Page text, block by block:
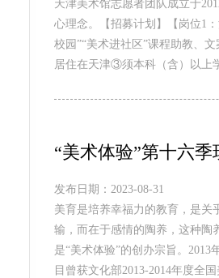
天津美术馆志愿者团队成立于
心理念。【招募计划】【岗位1
校园”“美术进社区”课程助教、
居住在天津③须本科（含）以上
“美术体验”第十六
发布日期：2023-08-31
美育是培养幸福力的教育，是关
输，而在于感情的陶养，这种陶
是“美术体验”的创办宗旨。
目曾获文化部2013-2014年度全